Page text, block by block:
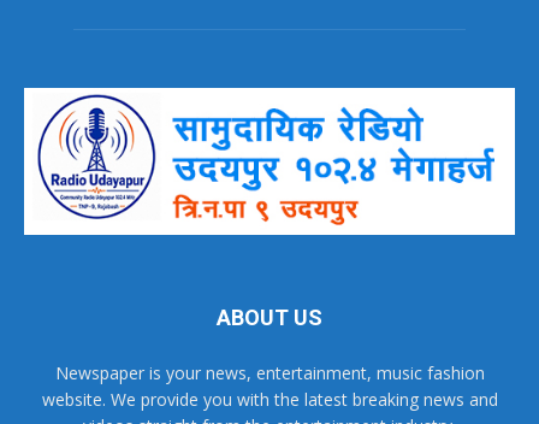
ABOUT US
Newspaper is your news, entertainment, music fashion
website. We provide you with the latest breaking news and